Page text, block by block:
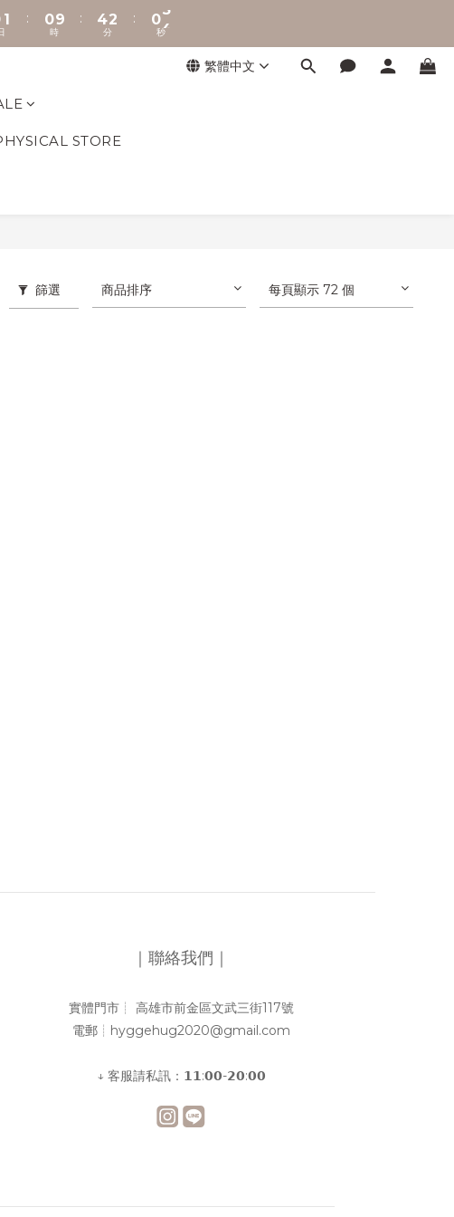
1
0
:
09
8
3
時
:
4
3
2
1
分
:
04
3
秒
繁體中文
STORE
篩選 商品排序 每頁顯示 72 個
｜聯絡我們｜
實體門市┊︎ 高雄市前金區文武三街117號
電郵┊︎hyggehug2020@gmail.com
↓ 客服請私訊：𝟭𝟭:𝟬𝟬-𝟮𝟬:𝟬𝟬